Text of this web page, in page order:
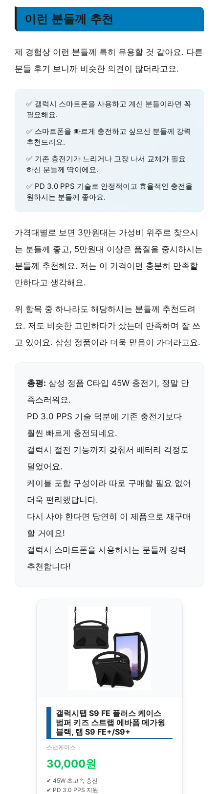
이런 분들께 추천
제 경험상 이런 분들께 특히 유용할 것 같아요. 다른
분들 후기 보니까 비슷한 의견이 많더라고요.
✅ 갤럭시 스마트폰을 사용하고 계신 분들이라면 꼭
필요해요.
✅ 스마트폰을 빠르게 충전하고 싶으신 분들께 강력
추천드려요.
✅ 기존 충전기가 느리거나 고장 나서 교체가 필요
하신 분들께 딱이에요.
✅ PD 3.0 PPS 기술로 안정적이고 효율적인 충전을
원하시는 분들께 좋아요.
가격대별로 보면 3만원대는 가성비 위주로 찾으시
는 분들께 좋고, 5만원대 이상은 품질을 중시하시는
분들께 추천해요. 저는 이 가격이면 충분히 만족할
만하다고 생각해요.
위 항목 중 하나라도 해당하시는 분들께 추천드려
요. 저도 비슷한 고민하다가 샀는데 만족하며 잘 쓰
고 있어요. 삼성 정품이라 더욱 믿음이 가더라고요.
총평: 삼성 정품 C타입 45W 충전기, 정말 만
족스러워요.
PD 3.0 PPS 기술 덕분에 기존 충전기보다
훨씬 빠르게 충전되네요.
갤럭시 절전 기능까지 갖춰서 배터리 걱정도
덜었어요.
케이블 포함 구성이라 따로 구매할 필요 없어
더욱 편리했답니다.
다시 사야 한다면 당연히 이 제품으로 재구매
할 거예요!
갤럭시 스마트폰을 사용하시는 분들께 강력
추천합니다!
갤럭시탭 S9 FE 플러스 케이스
범퍼 키즈 스트랩 에바폼 메가윙
블랙, 탭 S9 FE+/S9+
스냅케이스
30,000원
✔ 45W 초고속 충전
✔ PD 3.0 PPS 지원